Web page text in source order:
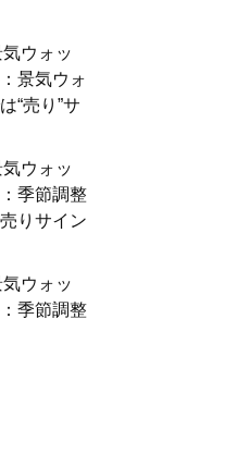
ウォッ
景気ウォ
“売り”サ
ウォッ
季節調整
りサイン
ウォッ
季節調整